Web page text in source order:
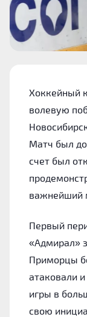
Хоккейный
волевую
Матч был
счет был
важнейший
Первый
«Адмирал»
Приморцы
атаковали
игры в
свою